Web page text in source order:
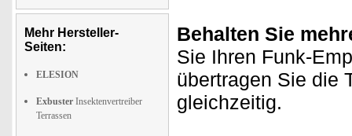
Mehr Hersteller-
Seiten:
ELESION
Exbuster Insektenvertreiber
Terrassen
Behalten Sie
Sie Ihren Funk-
übertragen Sie die
gleichzeitig.